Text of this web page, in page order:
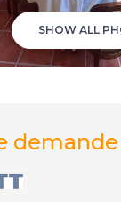
SHOW ALL
demande